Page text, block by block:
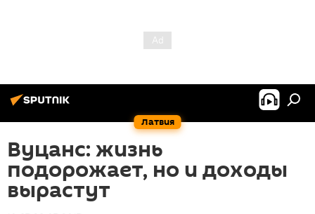
Латвия
Вуцанс: жизнь
подорожает, но и доходы
вырастут